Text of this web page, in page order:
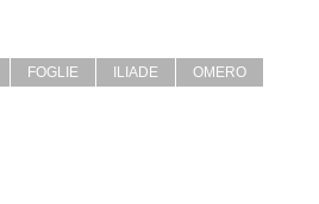
FOGLIE ILIADE
OMERO